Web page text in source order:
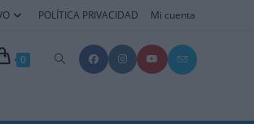
POLÍTICA PRIVACIDAD Mi cuenta
0 Alternar